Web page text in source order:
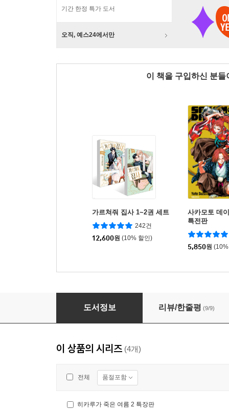
기간 한정 특가 도서
오직, 예스24에서만
이 책을 구입하신 분
가르쳐줘 집사 1~2권 세트
242건
12,600원 (10% 할인)
사카모토 데
특전판
5,850원
히카루가 죽은 여름 2 특장판
도서정보 리뷰/한줄평 (9/9)
이 상품의 시리즈 (4개)
전체 품절포함
히카루가 죽은 여름 2 특장판